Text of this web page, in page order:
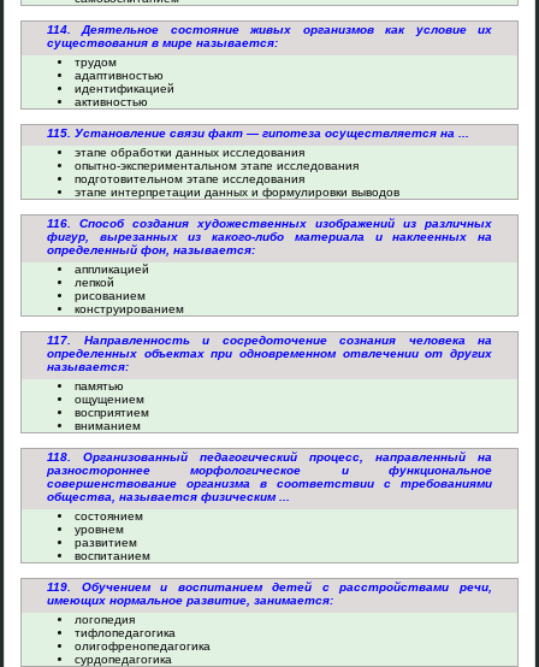
114. Деятельное состояние живых организмов как условие их
существования в мире называется:
трудом
адаптивностью
идентификацией
активностью
115. Установление связи факт — гипотеза осуществляется на ...
этапе обработки данных исследования
опытно-экспериментальном этапе исследования
подготовительном этапе исследования
этапе интерпретации данных и формулировки выводов
116. Способ создания художественных изображений из различных
фигур, вырезанных из какого-либо материала и наклеенных на
определенный фон, называется:
аппликацией
лепкой
рисованием
конструированием
117. Направленность и сосредоточение сознания человека на
определенных объектах при одновременном отвлечении от других
называется:
памятью
ощущением
восприятием
вниманием
118. Организованный педагогический процесс, направленный на
разностороннее морфологическое и функциональное
совершенствование организма в соответствии с требованиями
общества, называется физическим ...
состоянием
уровнем
развитием
воспитанием
119. Обучением и воспитанием детей с расстройствами речи,
имеющих нормальное развитие, занимается:
логопедия
тифлопедагогика
олигофренопедагогика
сурдопедагогика